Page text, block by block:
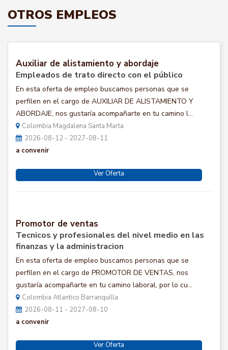
OTROS EMPLEOS
Auxiliar de alistamiento y abordaje
Empleados de trato directo con el público
En esta oferta de empleo buscamos personas que se
perfilen en el cargo de AUXILIAR DE ALISTAMIENTO Y
ABORDAJE, nos gustaría acompañarte en tu camino l...
Colombia Magdalena Santa Marta
2026-08-12 - 2027-08-11
a convenir
Ver Oferta
Promotor de ventas
Tecnicos y profesionales del nivel medio en las
finanzas y la administracion
En esta oferta de empleo buscamos personas que se
perfilen en el cargo de PROMOTOR DE VENTAS, nos
gustaría acompañarte en tu camino laboral, por lo cu...
Colombia Atlantico Barranquilla
2026-08-11 - 2027-08-10
a convenir
Ver Oferta